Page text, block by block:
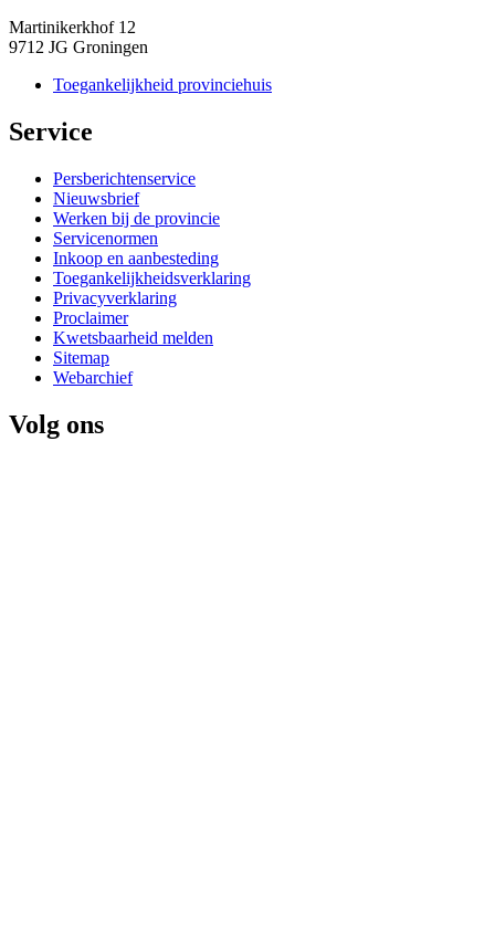
Martinikerkhof 12
9712 JG Groningen
Toegankelijkheid provinciehuis
Service
Persberichtenservice
Nieuwsbrief
Werken bij de provincie
Servicenormen
Inkoop en aanbesteding
Toegankelijkheidsverklaring
Privacyverklaring
Proclaimer
Kwetsbaarheid melden
Sitemap
Webarchief
Volg ons